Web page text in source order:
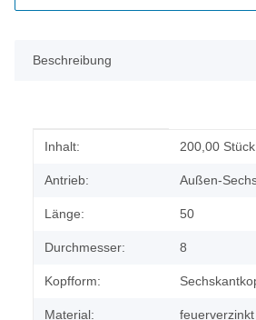
Beschreibung
Produkteigenschaft
Wert
Inhalt: 200,00 Stück
Antrieb: Außen-
Länge: 50
Durchmesser: 8
Kopfform:
Material: feuerverzinkt